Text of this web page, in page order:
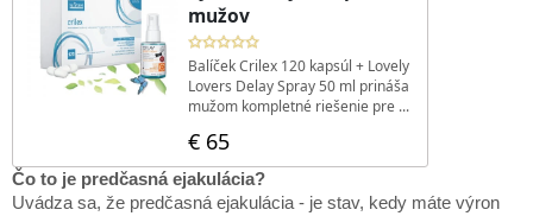
Čo to je predčasná ejakulácia?
Uvádza sa, že predčasná ejakulácia - je stav, kedy máte výron